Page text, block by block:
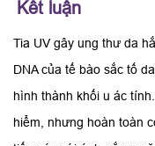
Kết luận
Tia UV gây ung thư da
DNA của tế bào sắc tố
hình thành khối u ác
hiểm, nhưng hoàn toàn